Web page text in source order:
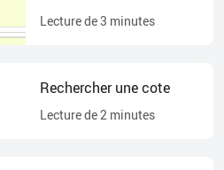
Lecture de3 minutes
Rechercher une cote
Lecture de2 minutes